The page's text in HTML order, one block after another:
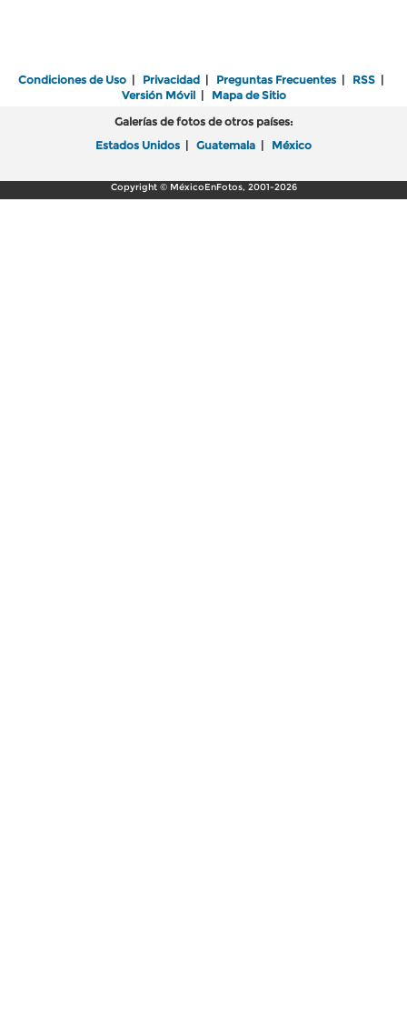
Condiciones de Uso | Privacidad | Preguntas Frecuentes | RSS |
Versión Móvil| Mapa de Sitio
Galerías de fotos de otros países:
Estados Unidos | Guatemala | México
Copyright © MéxicoEnFotos, 2001-2026